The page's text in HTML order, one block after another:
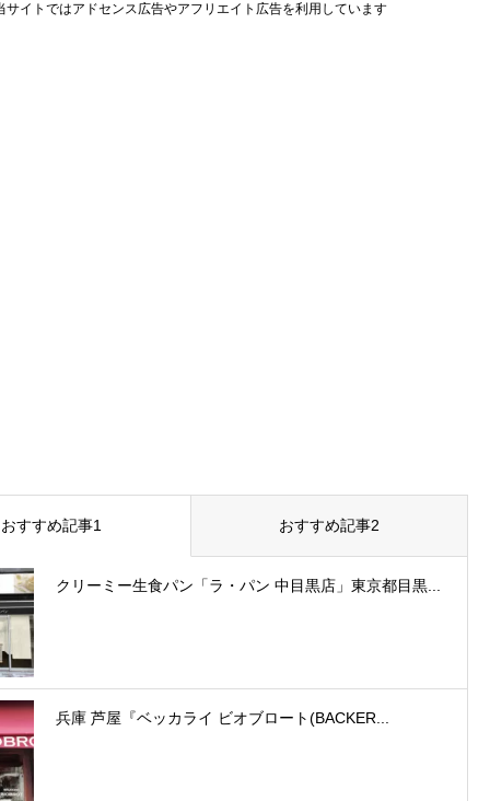
サイトではアドセンス広告やアフリエイト広告を利用しています
おすすめ記事1 おすすめ記事2
クリーミー生食パン「ラ・パン 中目黒店」東京都目黒...
兵庫 芦屋『ベッカライ ビオブロート(BACKER...